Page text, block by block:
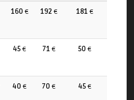
160 € 192 € 181 €
45€ 71 € 50 €
40 € 70 € 45€